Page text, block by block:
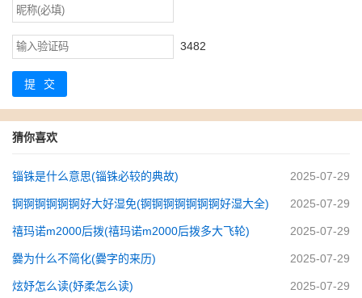
3482
提交
猜你喜欢
锱铢是什么意思(锱铢必较的典故) 2025-07-29
锕锕锕锕锕锕好大好湿免(锕锕锕锕锕锕锕好湿大全) 2025-07-29
禧玛诺m2000后拨(禧玛诺m2000后拨多大飞轮) 2025-07-29
爨为什么不简化(爨字的来历) 2025-07-29
炫妤怎么读(妤柔怎么读) 2025-07-29